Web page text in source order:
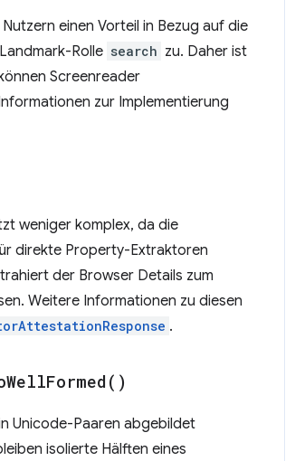
einen Vorteil in Bezug auf die
Rolle search zu. Daher ist
Screenreader
zur Implementierung
weniger komplex, da die
direkte Property-Extraktoren
der Browser Details zum
Weitere Informationen zu diesen
.
WellFormed( )
Unicode-Paaren abgebildet
isolierte Hälften eines